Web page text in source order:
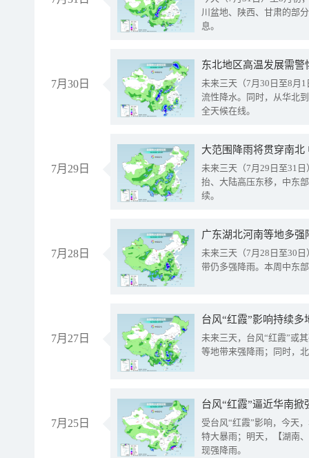
川盆地、陕西、甘肃的部
息。
7月30日
东北地区高温发展需
未来三天（7月30日至8月
流性降水。同时，从华北
全天候在线。
7月29日
大范围降雨将贯穿南
未来三天（7月29日至31
抬、大陆高压东移，中东
续。
7月28日
广东湖北河南等地多
未来三天（7月28日至30
带仍多强降雨。本周中东
7月27日
台风“红霞”影响持续
未来三天，台风“红霞”或
等地带来强降雨；同时，
7月25日
台风“红霞”逼近华南
受台风“红霞”影响，今天
特大暴雨；明天，【湖南
现强降雨。